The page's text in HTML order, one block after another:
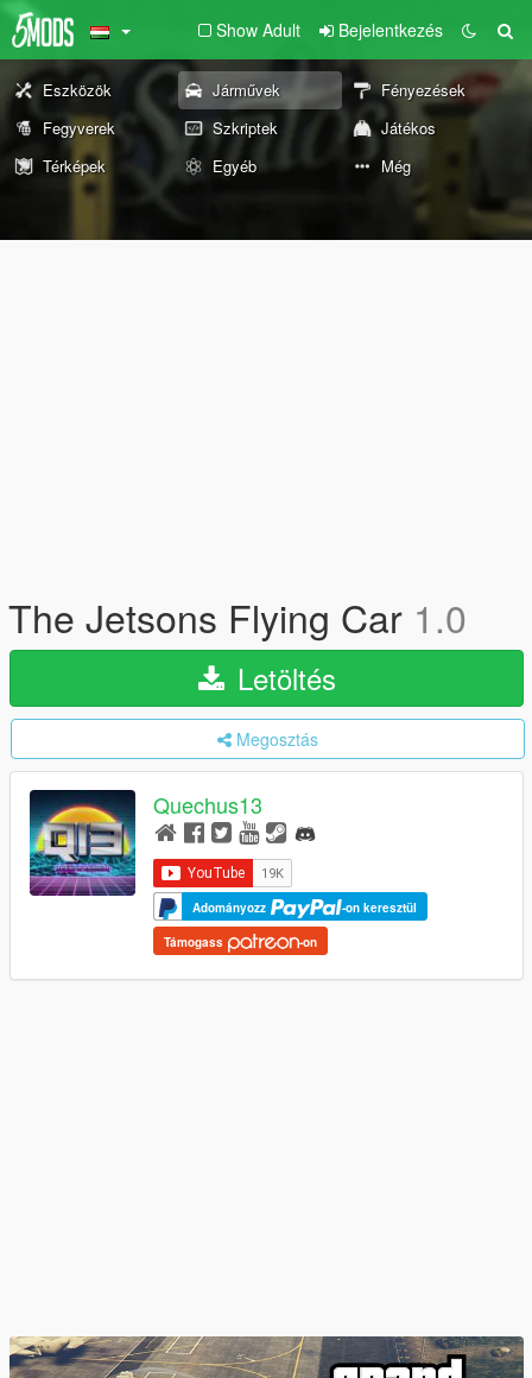
Show Adult Bejelentkezés
Eszközök Járművek
Fényezések
Fegyverek
Szkriptek
Játékos
Térképek
Egyéb Még
The Jetsons Flying Car 1.0
Letöltés
Megosztás
Quechus13
Adományozz -on keresztül
Támogass -on